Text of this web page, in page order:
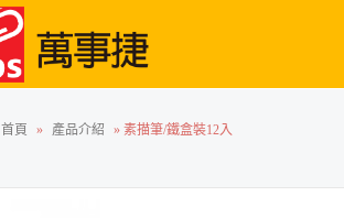
首頁 » 產品介紹 » 素描筆/鐵盒裝12入